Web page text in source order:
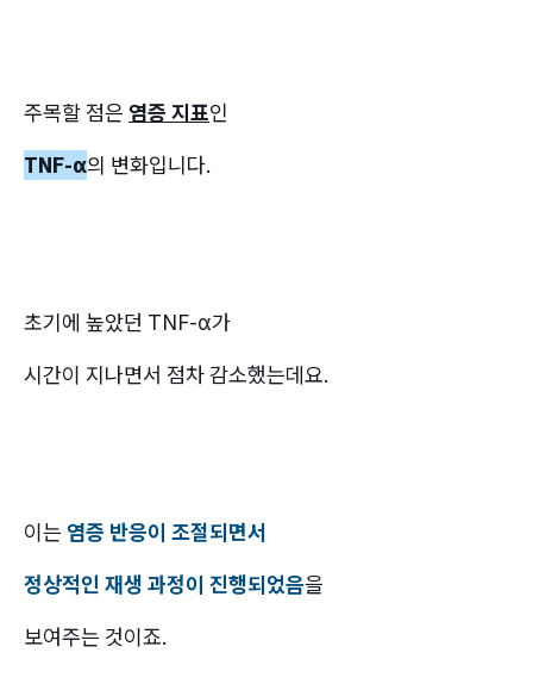
주목할 점은 염증 지표인
TNF-α의 변화입니다.
초기에 높았던 TNF-α가
시간이 지나면서 점차 감소했는데요.
이는 염증 반응이 조절되면서
정상적인 재생 과정이 진행되었음을
보여주는 것이죠.